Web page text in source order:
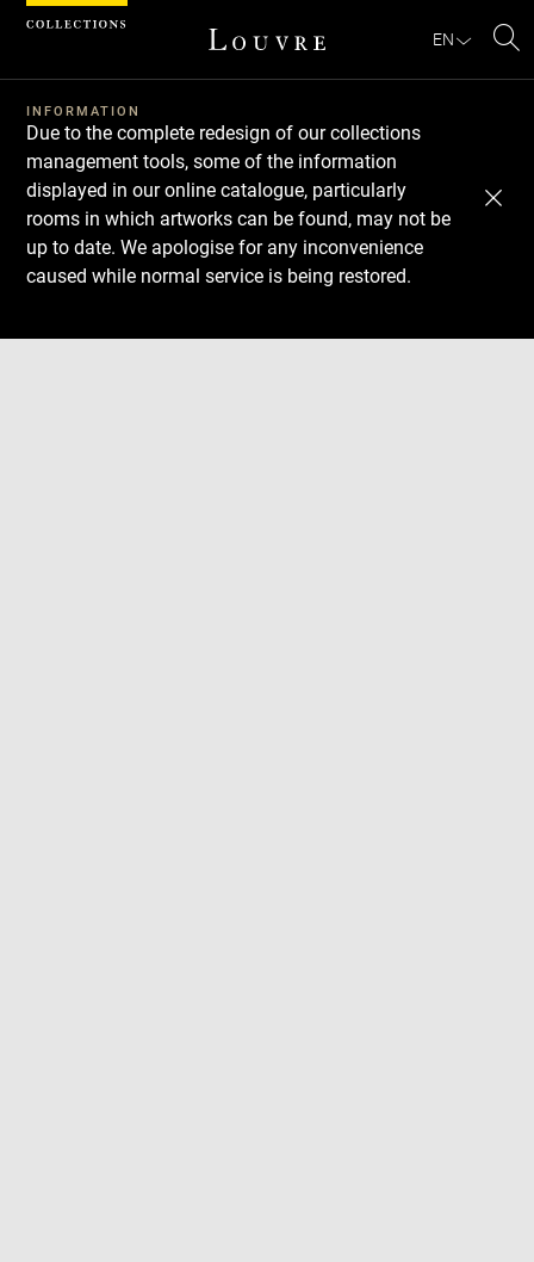
EN
INFORMATION
Due to the complete redesign of our collections
management tools, some of the information
displayed in our online catalogue, particularly
rooms in which artworks can be found, may not be
up to date. We apologise for any inconvenience
caused while normal service is being restored.
Download
Next
Previous
Cookies management panel